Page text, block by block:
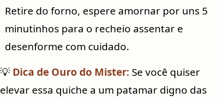
Retire do forno, espere amornar por uns 5
minutinhos para o recheio assentar e
desenforme com cuidado.
💡 Dica de Ouro do Mister: Se você quiser
elevar essa quiche a um patamar digno das